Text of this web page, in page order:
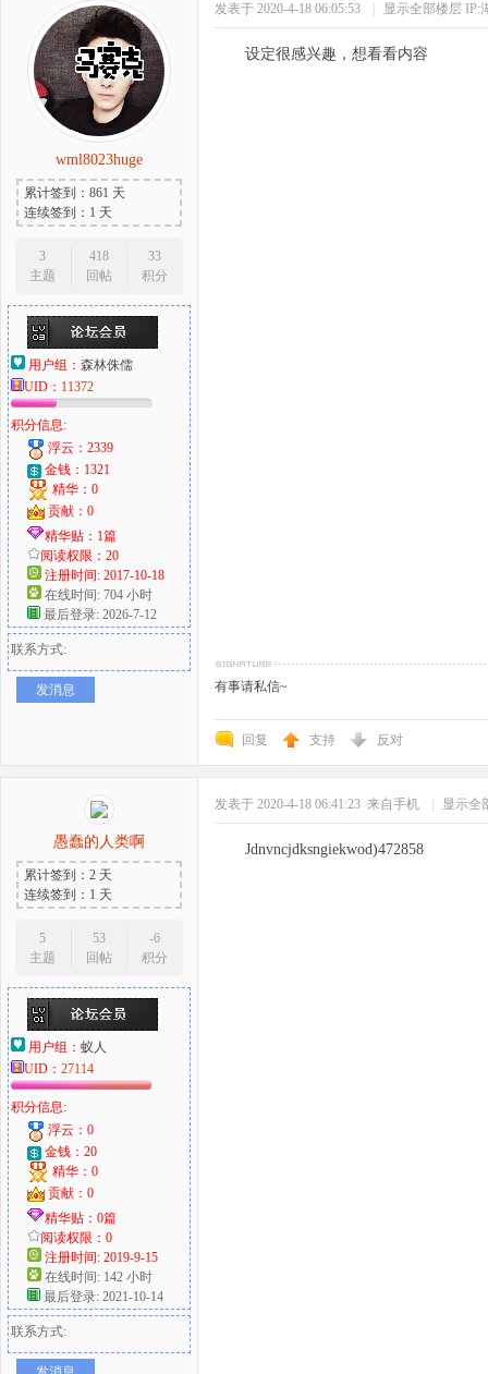
wml8023huge
累计签到：861 天
连续签到：1 天
3
主题
418
回帖
33
积分
用户组： 森林侏儒
UID： 11372
积分信息:
浮云：2339
金钱：1321
精华：0
贡献：0
精华贴：1篇
阅读权限：20
注册时间: 2017-10-18
在线时间: 704 小时
最后登录: 2026-7-12
联系方式:
发消息
发表于 2020-4-18 06:05:53 显示全部楼层 IP:
设定很感兴趣，想看看内容
有事请私信~
回复 支持 反对
愚蠢的人类啊
累计签到：2 天
连续签到：1 天
5
主题
53
回帖
-6
积分
用户组： 蚁人
UID： 27114
积分信息:
浮云：0
金钱：20
精华：0
贡献：0
精华贴：0篇
阅读权限：0
注册时间: 2019-9-15
在线时间: 142 小时
最后登录: 2021-10-14
联系方式:
发表于 2020-4-18 06:41:23 来自手机 显示全
Jdnvncjdksngiekwod)472858